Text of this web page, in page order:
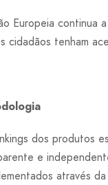
Europeia continua
cidadãos tenham
dos produtos
e
através